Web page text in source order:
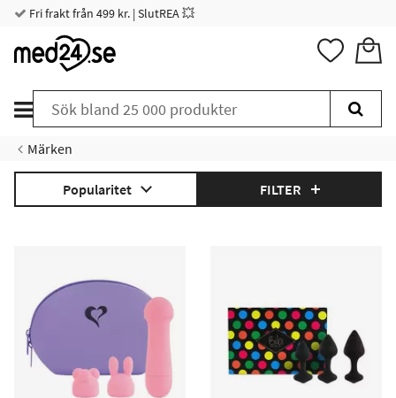
Fri frakt från 499 kr. | SlutREA 💥
Märken
Popularitet FILTER